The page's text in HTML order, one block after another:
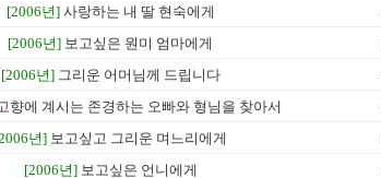
[2006년] 사랑하는 내 딸 현숙에게
[2006년] 보고싶은 원미 엄마에게
[2006년] 그리운 어머님께 드립니다
향에 계시는 존경하는 오빠와 형님을 찾아서
년] 보고싶고 그리운 며느리에게
[2006년] 보고싶은 언니에게